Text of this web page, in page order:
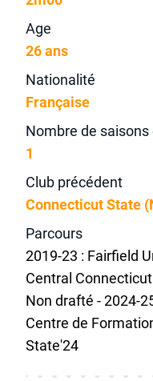
Age
26 ans
Nationalité
Française
Nombre de saisons
1
Club précédent
Connecticut State
Parcours
2019-23 : Fairfield
Central
Non drafté - 2024-
Centre de
State'24